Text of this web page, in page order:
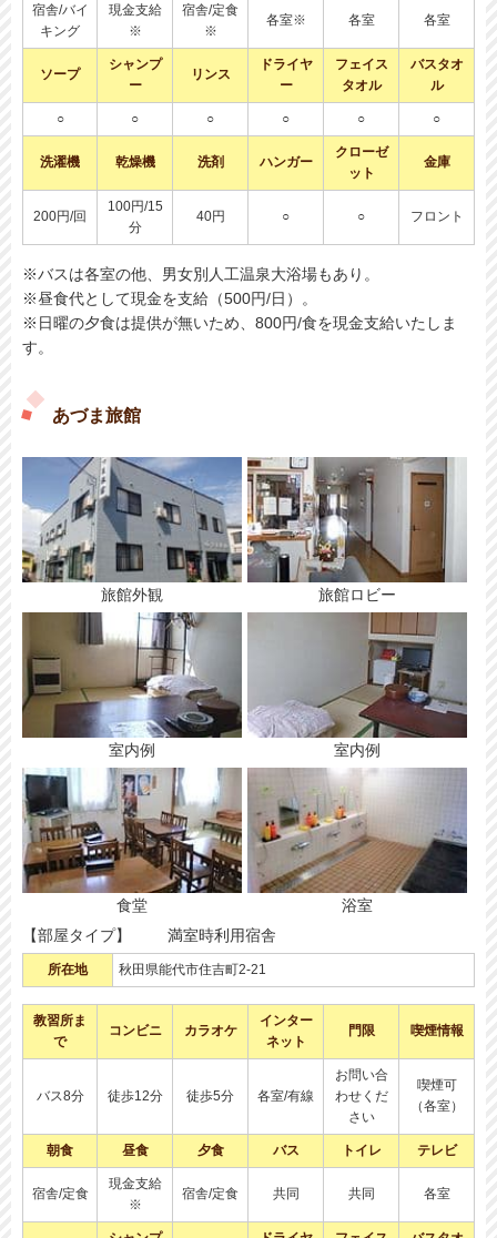
宿舎/バイ
キング
現金支給
※
宿舎/定食
※
各室※ 各室 各室
ソープ
シャンプ
ー
リンス
ドライヤ
ー
フェイス
タオル
バスタオ
ル
○ ○ ○ ○ ○ ○
洗濯機 乾燥機 洗剤 ハンガー
クローゼ
ット
金庫
200円/回
100円/15
分
40円 ○ ○ フロント
※バスは各室の他、男女別人工温泉大浴場もあり。
※昼食代として現金を支給（500円/日）。
※日曜の夕食は提供が無いため、800円/食を現金支給いたしま
す。
あづま旅館
旅館外観 旅館ロビー
室内例 室内例
食堂
浴室
【部屋タイプ】
満室時利用宿舎
所在地 秋田県能代市住吉町2-21
教習所ま
で
コンビニ カラオケ
インター
ネット
門限 喫煙情報
バス8分 徒歩12分 徒歩5分 各室/有線
お問い合
わせくだ
さい
喫煙可
（各室）
朝食 昼食 夕食 バス トイレ テレビ
宿舎/定食
現金支給
※
宿舎/定食 共同 共同 各室